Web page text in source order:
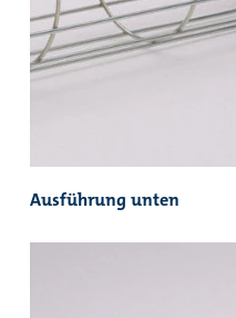
Ausführung unten